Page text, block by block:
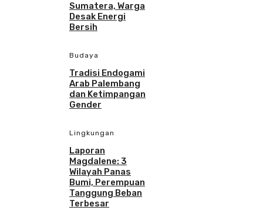
Sumatera, Warga
Desak Energi
Bersih
Budaya
Tradisi Endogami
Arab Palembang
dan Ketimpangan
Gender
Lingkungan
Laporan
Magdalene: 3
Wilayah Panas
Bumi, Perempuan
Tanggung Beban
Terbesar